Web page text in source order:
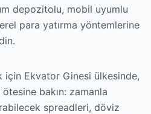
depozitolu, mobil uyumlu
para yatırma yöntemlerine
Ekvator Ginesi ülkesinde,
bakın: zamanla
spreadleri, döviz